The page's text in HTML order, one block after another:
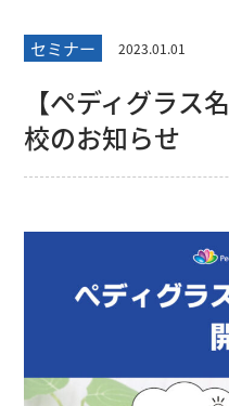
セミナー 2023.01.01
【ペディグラス
校のお知らせ